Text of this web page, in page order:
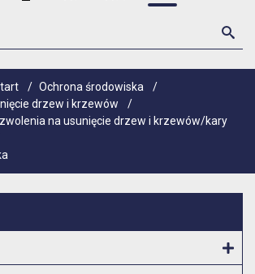
kontrast
Czcionka domyślna
Czcionka średnia
Czcionka duża
/ Ochrona środowiska
/
drzew i krzewów
/
na usunięcie drzew i krzewów/kary